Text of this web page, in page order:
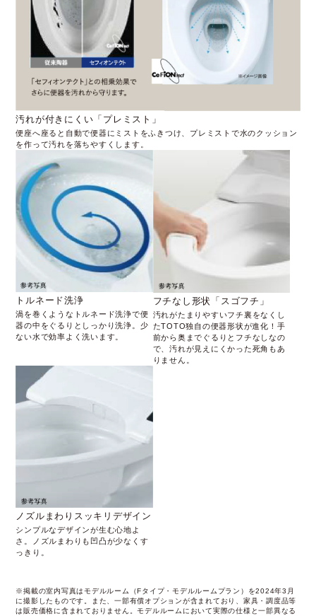
汚れが付きにくい「プレミスト」
便座へ座ると自動で便器にミストをふきつけ、プレミストで水のクッション
を作って汚れを落ちやすくします。
トルネード洗浄
渦を巻くようなトルネード洗浄で便
器の中をぐるりとしっかり洗浄。少
ない水で効率よく洗います。
フチなし形状「スゴフチ」
汚れがたまりやすいフチ裏をなくし
たTOTO独自の便器形状が進化！手
前から奥までぐるりとフチなしなの
で、汚れが見えにくかった死角もあ
りません。
ノズルまわりスッキリデザイン
シンプルなデザインが生む心地よ
さ。ノズルまわりも凹凸が少なくす
っきり。
※掲載の室内写真はモデルルーム（Fタイプ・モデルルームプラン）を2024年3月
に撮影したものです。また、一部有償オプションが含まれており、家具・調度品等
は販売価格に含まれておりません。モデルルームにおいて実際の仕様と一部異なる